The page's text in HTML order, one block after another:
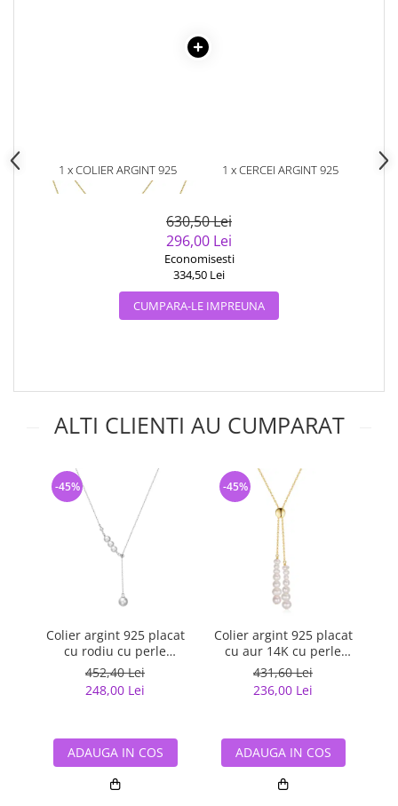
1 x COLIER ARGINT 925
PLACAT CU AUR 14K CU 4
1 x CERCEI ARGINT 925
630,50 Lei
296,00 Lei
Economisesti
334,50 Lei
CUMPARA-LE IMPREUNA
ALTI CLIENTI AU CUMPARAT
Colier argint 925 placat
cu rodiu cu perle
naturale
452,40 Lei
248,00 Lei
-45%
ADAUGA IN COS
Colier argint 925 placat
cu aur 14K cu perle
naturale
431,60 Lei
236,00 Lei
-45%
ADAUGA IN COS